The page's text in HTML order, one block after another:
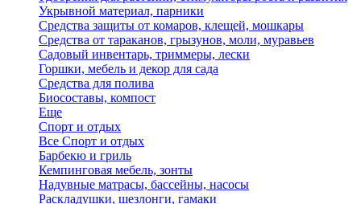
Укрывной материал, парники
Средства защиты от комаров, клещей, мошкары
Средства от тараканов, грызунов, моли, муравьев
Садовый инвентарь, триммеры, лески
Горшки, мебель и декор для сада
Средства для полива
Биосоставы, компост
Еще
Спорт и отдых
Все Спорт и отдых
Барбекю и гриль
Кемпинговая мебель, зонты
Надувные матрасы, бассейны, насосы
Раскладушки, шезлонги, гамаки